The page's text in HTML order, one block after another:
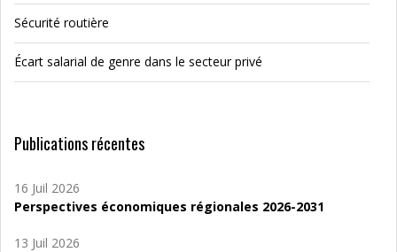
Sécurité routière
Écart salarial de genre dans le secteur privé
Publications récentes
16 Juil 2026
Perspectives économiques régionales 2026-2031
13 Juil 2026